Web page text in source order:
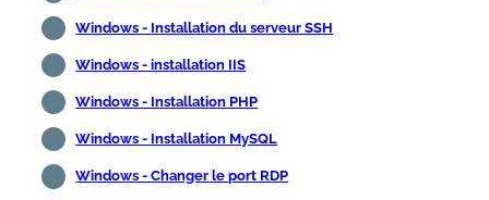
Windows - Installation du serveur SSH
Windows - installation IIS
Windows - Installation PHP
Windows - Installation MySQL
Windows - Changer le port RDP